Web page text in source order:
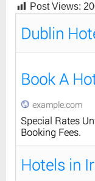
Post Views: